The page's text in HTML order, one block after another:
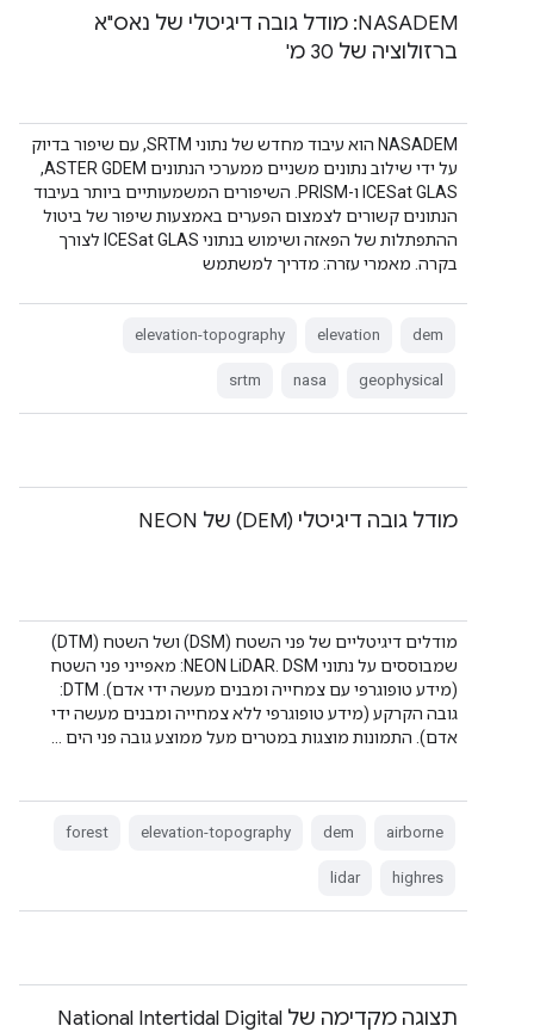
‫NASADEM: מודל גובה דיגיטלי של נאס"א
ברזולוציה של 30 מ'
‫NASADEM הוא עיבוד מחדש של נתוני SRTM, עם שיפור בדיוק
על ידי שילוב נתונים משניים ממערכי הנתונים ASTER GDEM,‏
ICESat GLAS ו-PRISM. השיפורים המשמעותיים ביותר בעיבוד
הנתונים קשורים לצמצום הפערים באמצעות שיפור של ביטול
ההתפתלות של הפאזה ושימוש בנתוני ICESat GLAS לצורך
בקרה. מאמרי עזרה: מדריך למשתמש
dem
elevation
elevation-topography
geophysical
nasa
srtm
מודל גובה דיגיטלי (DEM) של NEON
מודלים דיגיטליים של פני השטח (DSM) ושל השטח (DTM)
שמבוססים על נתוני NEON LiDAR. DSM: מאפייני פני השטח
(מידע טופוגרפי עם צמחייה ומבנים מעשה ידי אדם). DTM:
גובה הקרקע (מידע טופוגרפי ללא צמחייה ומבנים מעשה ידי
אדם). התמונות מוצגות במטרים מעל ממוצע גובה פני הים …
airborne
dem
elevation-topography
forest
highres
lidar
תצוגה מקדימה של National Intertidal Digital